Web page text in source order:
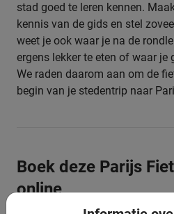
stad goed te leren kennen.
kennis van de gids en stel
weet je ook waar je na de
ergens lekker te eten of waar je
We raden daarom aan om de
begin van je stedentrip naar
Boek deze Parijs
online